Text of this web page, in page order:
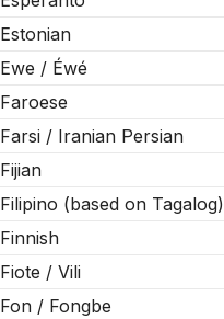
Estonian
Ewe / Éwé
Faroese
Farsi / Iranian Persian
Fijian
Filipino (based on Tagalog)
Finnish
Fiote / Vili
Fon / Fongbe